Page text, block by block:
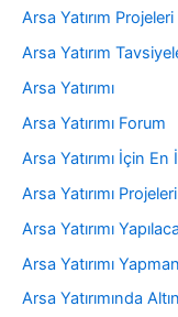
Arsa Yatırım Projeleri
Arsa Yatırım
Arsa Yatırımı
Arsa Yatırımı Forum
Arsa Yatırımı İçin
Arsa Yatırımı Projeleri
Arsa Yatırımı
Arsa Yatırımı
Arsa Yatırımında